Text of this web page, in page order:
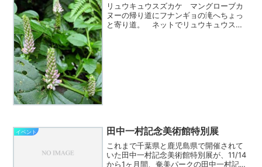
リュウキュウスズカケ マングローブカ
ヌーの帰り道にフナンギョの滝へちょっ
と寄り道。 ネットでリュウキュウスズ
イベント 田中一村記念美術館特別展
これまで千葉県と鹿児島県で開催されて
いた田中一村記念美術館特別展が、11/14
から1ヶ月間、奄美パークの田中一村記念